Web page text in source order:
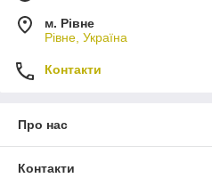
м. Рівне
Рівне, Україна
Контакти
Про нас
Контакти